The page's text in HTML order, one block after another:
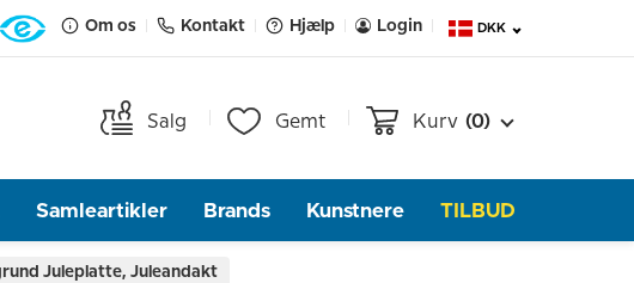
Om os Kontakt Hjælp Login DKK
Salg Gemt Kurv (0)
Samleartikler Brands Kunstnere TILBUD
Juleplatte, Juleandakt